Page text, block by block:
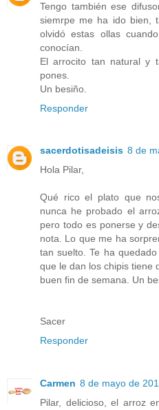
Tengo también ese
siemrpe me ha ido bien,
olvidó estas ollas
conocían.
El arrocito tan natural y
pones.
Un besiño.
Responder
sacerdotisadeisis 8 de
Hola Pilar,
Qué rico el plato que
nunca he probado el
pero todo es ponerse y
nota. Lo que me ha
tan suelto. Te ha
que le dan los chipis tiene
buen fin de semana. Un
Sacer
Responder
Carmen 8 de mayo de
Pilar, delicioso, el arroz